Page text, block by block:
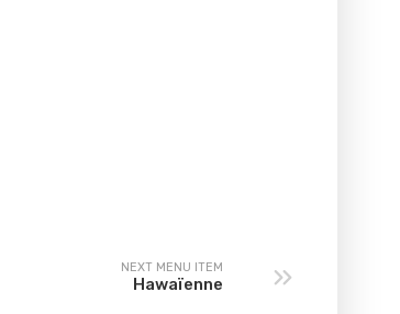
NEXT MENU ITEM
Hawaïenne